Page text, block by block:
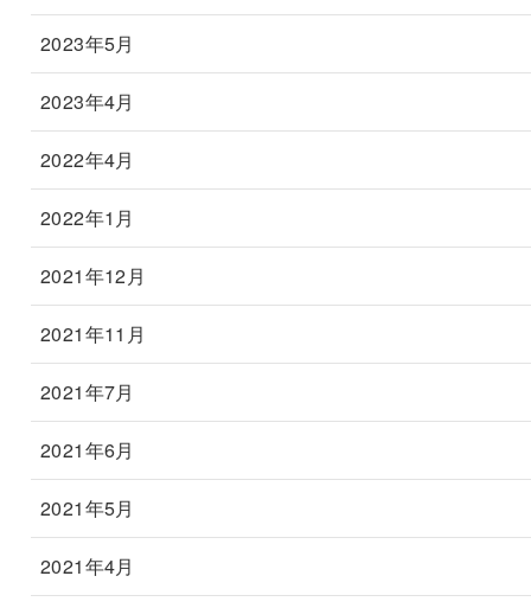
2023年5月
2023年4月
2022年4月
2022年1月
2021年12月
2021年11月
2021年7月
2021年6月
2021年5月
2021年4月